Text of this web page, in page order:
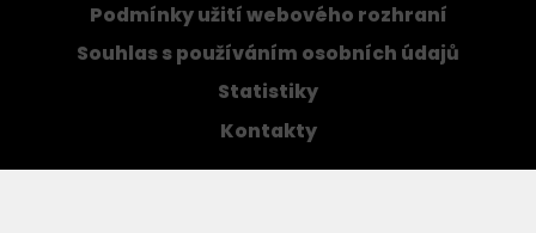
Podmínky užití webového rozhraní
Souhlas s používáním osobních údajů
Statistiky
Kontakty